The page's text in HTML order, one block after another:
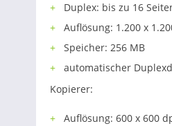
Duplex: bis zu 16
Auflösung: 1.200 x
Speicher: 256 MB
automatischer
Kopierer:
Auflösung: 600 x 600